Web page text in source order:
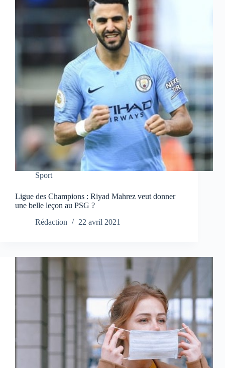
Sport
Ligue des Champions : Riyad Mahrez veut donner
une belle leçon au PSG ?
Rédaction
22 avril 2021